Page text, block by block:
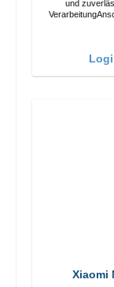
und zuverlässig wieder
Xiaomi